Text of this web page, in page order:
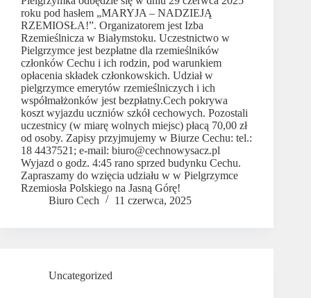
roku pod hasłem „MARYJA – NADZIEJĄ
RZEMIOSŁA!”. Organizatorem jest Izba
Rzemieślnicza w Białymstoku. Uczestnictwo w
Pielgrzymce jest bezpłatne dla rzemieślników
członków Cechu i ich rodzin, pod warunkiem
opłacenia składek członkowskich. Udział w
pielgrzymce emerytów rzemieślniczych i ich
współmałżonków jest bezpłatny.Cech pokrywa
koszt wyjazdu uczniów szkół cechowych. Pozostali
uczestnicy (w miarę wolnych miejsc) płacą 70,00 zł
od osoby. Zapisy przyjmujemy w Biurze Cechu: tel.:
18 4437521; e-mail: biuro@cechnowysacz.pl
Wyjazd o godz. 4:45 rano sprzed budynku Cechu.
Zapraszamy do wzięcia udziału w w Pielgrzymce
Rzemiosła Polskiego na Jasną Górę!
Biuro Cech
11 czerwca, 2025
Uncategorized